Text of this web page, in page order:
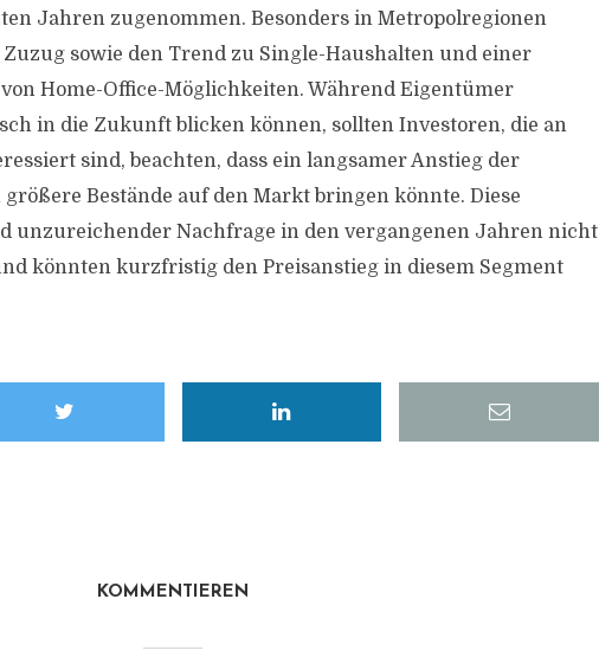
Jahren zugenommen. Besonders in Metropolregionen
sowie den Trend zu Single-Haushalten und einer
Home-Office-Möglichkeiten. Während Eigentümer
in die Zukunft blicken können, sollten Investoren, die an
sind, beachten, dass ein langsamer Anstieg der
Bestände auf den Markt bringen könnte. Diese
unzureichender Nachfrage in den vergangenen Jahren nicht
könnten kurzfristig den Preisanstieg in diesem Segment
KOMMENTIEREN